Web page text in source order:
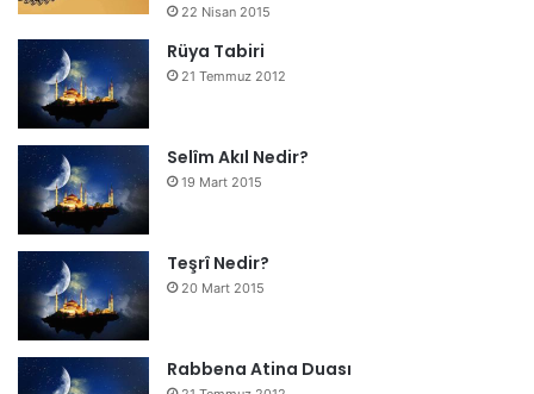
22 Nisan 2015
Rüya Tabiri
21 Temmuz 2012
Selîm Akıl Nedir?
19 Mart 2015
Teşrî Nedir?
20 Mart 2015
Rabbena Atina Duası